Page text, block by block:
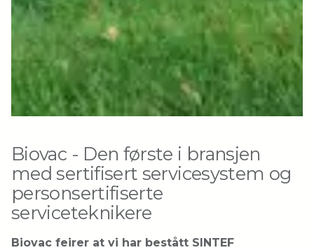
Biovac - Den første i bransjen
med sertifisert servicesystem og
personsertifiserte
serviceteknikere
Biovac feirer at vi har bestått SINTEF